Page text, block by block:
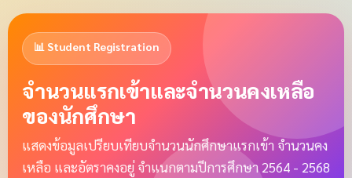
📊 Student Registration
จำนวนแรกเข้าและจำนวนคงเหลือ
ของนักศึกษา
แสดงข้อมูลเปรียบเทียบจำนวนนักศึกษาแรกเข้า จำนวนคง
เหลือ และอัตราคงอยู่ จำแนกตามปีการศึกษา 2564 - 2568